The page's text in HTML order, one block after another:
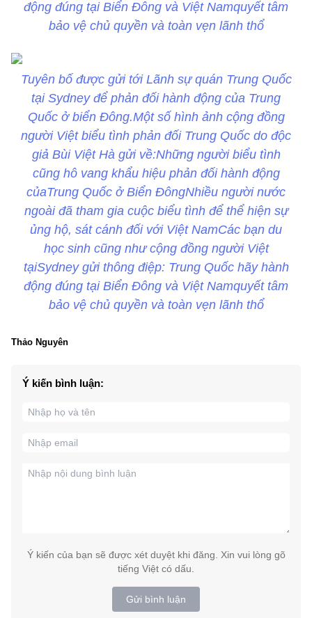
động đúng tại Biển Đông và Việt Namquyết tâm
bảo vệ chủ quyền và toàn vẹn lãnh thổ
Tuyên bố được gửi tới Lãnh sự quán Trung Quốc
tại Sydney để phản đối hành động của Trung
Quốc ở biển Đông.Một số hình ảnh cộng đồng
người Việt biểu tình phản đối Trung Quốc do độc
giả Bùi Việt Hà gửi về:Những người biểu tình
cũng hô vang khẩu hiệu phản đối hành động
củaTrung Quốc ở Biển ĐôngNhiều người nước
ngoài đã tham gia cuộc biểu tình để thể hiện sự
ủng hộ, sát cánh đối với Việt NamCác bạn du
học sinh cũng như cộng đồng người Việt
tạiSydney gửi thông điệp: Trung Quốc hãy hành
động đúng tại Biển Đông và Việt Namquyết tâm
bảo vệ chủ quyền và toàn vẹn lãnh thổ
Thảo Nguyên
Ý kiến bình luận:
Ý kiến của bạn sẽ được xét duyệt khi đăng. Xin vui lòng gõ
tiếng Việt có dấu.
Gửi bình luận